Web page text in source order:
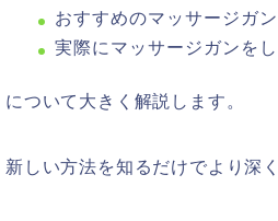
おすすめのマッサージガ
実際にマッサージガンを
について大きく解説します。
新しい方法を知るだけでより深